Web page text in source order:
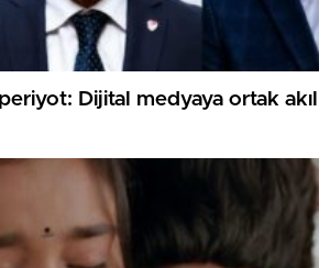
Dijital medyaya ortak akıl